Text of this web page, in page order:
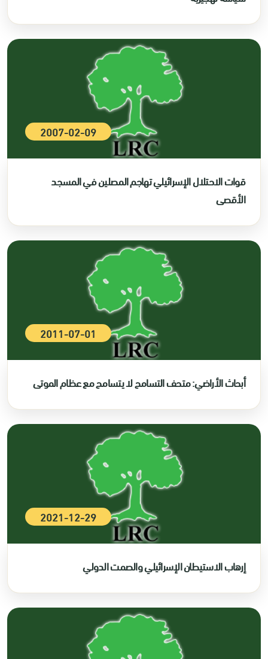
2007-02-09
قوات الاحتلال الإسرائيلي تهاجم المصلين في المسجد
الأقصى
2011-07-01
أبحاث الأراضي: متحف التسامح لا يتسامح مع عظام الموتى
2021-12-29
إرهاب الاستيطان الإسرائيلي والصمت الدولي